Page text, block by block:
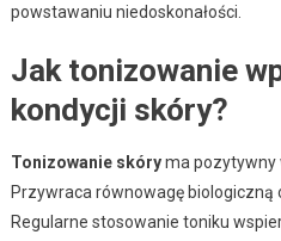
powstawaniu niedoskonałości.
Jak tonizowanie
kondycji skóry?
Tonizowanie skóryma pozytywny
Przywraca równowagę biologiczną
Regularne stosowanie toniku